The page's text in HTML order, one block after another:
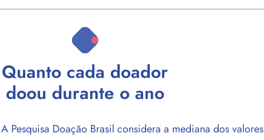
Quanto cada doador
doou durante o ano
A Pesquisa Doação Brasil considera a mediana dos valores